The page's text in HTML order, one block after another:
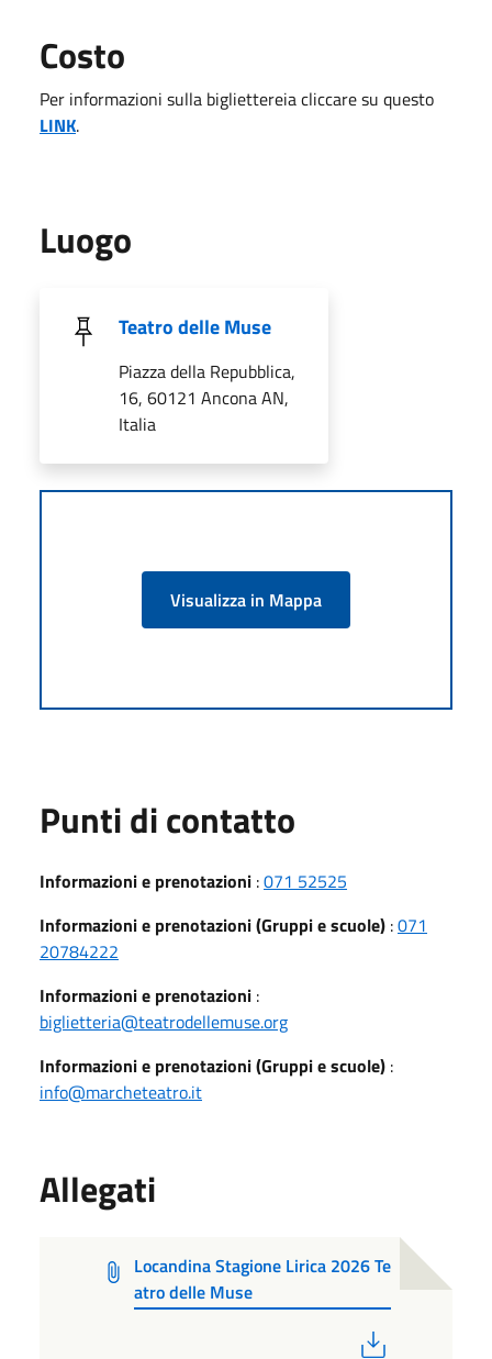
Costo
Per informazioni sulla bigliettereia cliccare su questo
LINK.
Luogo
Teatro delle Muse
Piazza della Repubblica,
16, 60121 Ancona AN,
Italia
Visualizza in Mappa
Punti di contatto
Informazioni e prenotazioni :071 52525
Informazioni e prenotazioni (Gruppi e scuole) :071
20784222
Informazioni e prenotazioni :
biglietteria@teatrodellemuse.org
Informazioni e prenotazioni (Gruppi e scuole) :
info@marcheteatro.it
Allegati
Locandina Stagione Lirica 2026 Te
atro delle Muse